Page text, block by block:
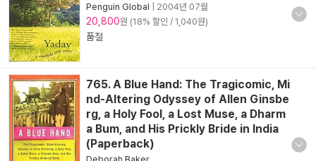
Penguin Global
2004년 07월
20,800원 (18% 할인 / 1,040원)
품절
765. A Blue Hand: The Tragicomic, Mi
nd-Altering Odyssey of Allen Ginsbe
rg, a Holy Fool, a Lost Muse, a Dharm
a Bum, and His Prickly Bride in India
(Paperback)